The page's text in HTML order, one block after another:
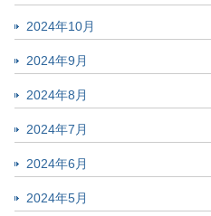
2024年10月
2024年9月
2024年8月
2024年7月
2024年6月
2024年5月